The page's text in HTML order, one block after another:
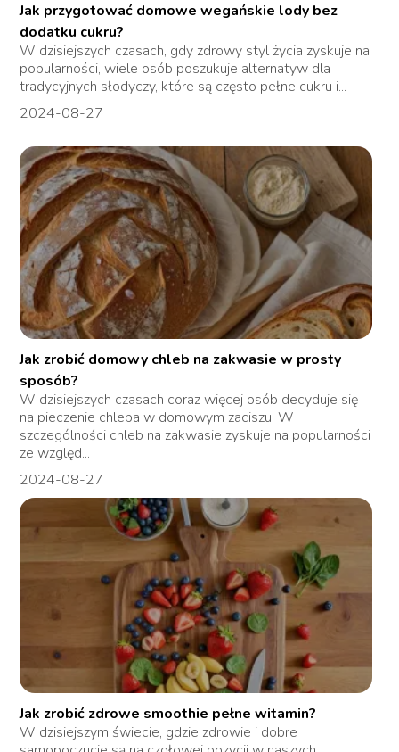
Jak przygotować domowe wegańskie lody bez
dodatku cukru?
W dzisiejszych czasach, gdy zdrowy styl życia zyskuje na
popularności, wiele osób poszukuje alternatyw dla
tradycyjnych słodyczy, które są często pełne cukru i...
2024-08-27
Jak zrobić domowy chleb na zakwasie w prosty
sposób?
W dzisiejszych czasach coraz więcej osób decyduje się
na pieczenie chleba w domowym zaciszu. W
szczególności chleb na zakwasie zyskuje na popularności
ze względ...
2024-08-27
Jak zrobić zdrowe smoothie pełne witamin?
W dzisiejszym świecie, gdzie zdrowie i dobre